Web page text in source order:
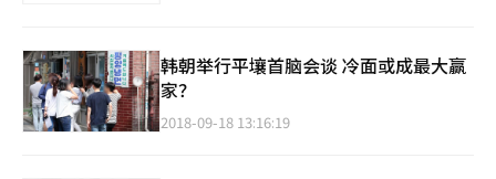
韩朝举行平壤首脑会谈 冷面或成最大赢
家？
2018-09-18 13:16:19